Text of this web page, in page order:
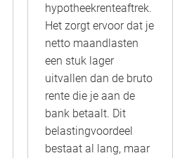
hypotheekrenteaftrek.
Het zorgt ervoor dat je
netto maandlasten
een stuk lager
uitvallen dan de bruto
rente die je aan de
bank betaalt. Dit
belastingvoordeel
bestaat al lang, maar